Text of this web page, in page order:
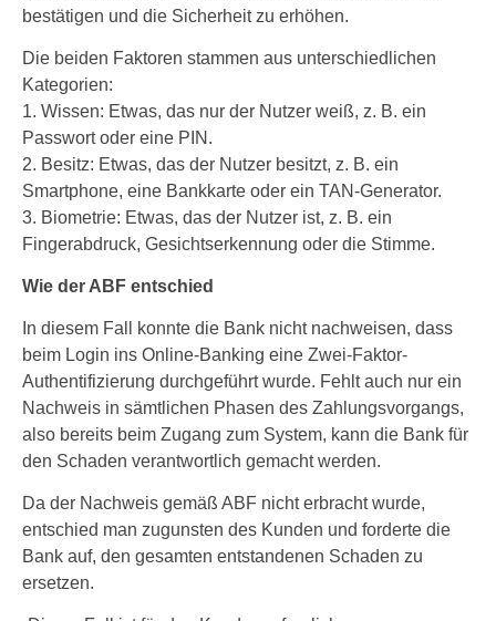
bestätigen und die Sicherheit zu erhöhen.
Die beiden Faktoren stammen aus unterschiedlichen
Kategorien:
1. Wissen: Etwas, das nur der Nutzer weiß, z. B. ein
Passwort oder eine PIN.
2. Besitz: Etwas, das der Nutzer besitzt, z. B. ein
Smartphone, eine Bankkarte oder ein TAN-Generator.
3. Biometrie: Etwas, das der Nutzer ist, z. B. ein
Fingerabdruck, Gesichtserkennung oder die Stimme.
Wie der ABF entschied
In diesem Fall konnte die Bank nicht nachweisen, dass
beim Login ins Online-Banking eine Zwei-Faktor-
Authentifizierung durchgeführt wurde. Fehlt auch nur ein
Nachweis in sämtlichen Phasen des Zahlungsvorgangs,
also bereits beim Zugang zum System, kann die Bank für
den Schaden verantwortlich gemacht werden.
Da der Nachweis gemäß ABF nicht erbracht wurde,
entschied man zugunsten des Kunden und forderte die
Bank auf, den gesamten entstandenen Schaden zu
ersetzen.